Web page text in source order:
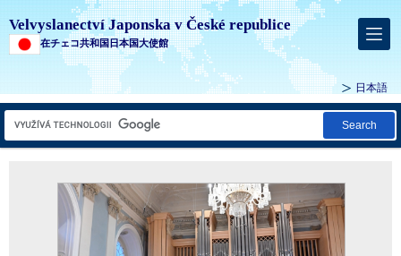
Velvyslanectví Japonska v České republice
在チェコ共和国日本国大使館
日本語
Search